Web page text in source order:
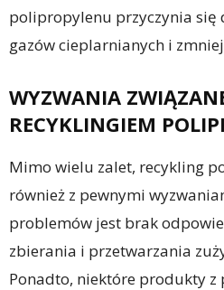
polipropylenu przyczynia się
gazów cieplarnianych i
WYZWANIA
RECYKLINGIEM
Mimo wielu zalet, recykling
również z pewnymi
problemów jest brak
zbierania i przetwarzania
Ponadto, niektóre produkty